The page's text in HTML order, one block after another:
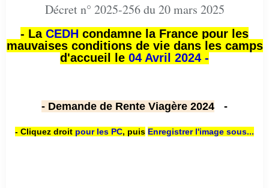
Décret n° 2025-256 du 20 mars 2025
- La CEDH condamne la France pour les
mauvaises conditions de vie dans les camps
d'accueil le 04 Avril 2024 -
- Demande de Rente Viagère 2024 -
- Cliquez droit pour les PC, puis Enregistrer l'image sous...